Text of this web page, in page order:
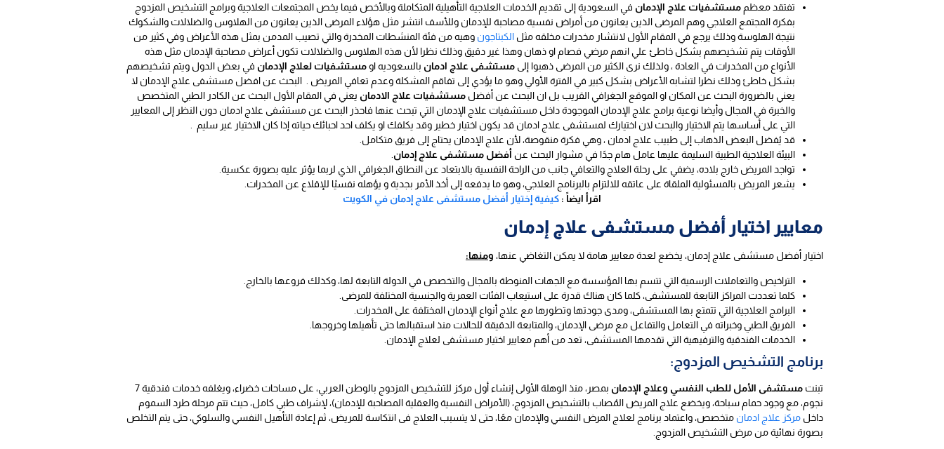
تفتقد معظم مستشفيات علاج الإدمان في السعودية إلى تقديم الخدمات العلاجية التأهيلية المتكاملة وبالأخص فيما يخص المجتمعات العلاجية وبرامج التشخيص المزدوج
بفكرة المجتمع العلاجي وهم المرضى الذين يعانون من أمراض نفسية مصاحبة للإدمان وللأسف انتشر مثل هؤلاء المرضى الذين يعانون من الهلاوس والضلالات والشكوك
نتيجة الهلوسة وذلك يرجع في المقام الأول لانتشار مخدرات مخلقه مثل الكبتاجون وهيه من فئة المنشطات المخدرة والتي تصيب المدمن بمثل هذه الأعراض وفي كثير من
الأوقات يتم تشخيصهم بشكل خاطئ علي انهم مرضي فصام او ذهان وهذا غير دقيق وذلك نظرا لأن هذه الهلاوس والضلالات تكون أعراض مصاحبة الإدمان مثل هذه
الأنواع من المخدرات في العادة ، ولذلك نرى الكثير من المرضى ذهبوا إلى مستشفى علاج ادمان بالسعوديه اومستشفيات لعلاج الإدمان في بعض الدول ويتم تشخيصهم
بشكل خاطئ وذلك نظرا لتشابه الأعراض بشكل كبير في الفترة الأولي وهو ما يؤدي إلى تفاقم المشكلة وعدم تعافي المريض . البحث عن افضل مستشفى علاج الإدمان لا
يعني بالضرورة البحث عن المكان او الموقع الجغرافي القريب بل ان البحث عن أفضل مستشفيات علاج الادمان يعني في المقام الأول البحث عن الكادر الطبي المتخصص
والخبرة في المجال وأيضا نوعية برامج علاج الإدمان الموجودة داخل مستشفيات علاج الإدمان التي تبحث عنها فاحذر البحث عن مستشفى علاج ادمان دون النظر إلى المعايير
التي على أساسها يتم الاختيار والبحث لان اختيارك لمستشفى علاج ادمان قد يكون اختيار خطير وقد يكلفك او يكلف احد احبائك حياته إذا كان الاختيار غير سليم .
قد يُفضل البعض الذهاب إلى طبيب علاج ادمان ، وهي فكرة منقوصة، لأن علاج الإدمان يحتاج إلى فريق متكامل.
البيئة العلاجية الطبية السليمة عليها عامل هام جدًا في مشوار البحث عن أفضل مستشفى علاج إدمان
تواجد المريض خارج بلاده، يضفي على رحلة العلاج والتعافي جانب من الراحة النفسية بالابتعاد عن النطاق الجغرافي الذي لربما يؤثر عليه بصورة عكسية.
يشعر المريض بالمسئولية الملقاة على عاتقه للالتزام بالبرنامج العلاجي، وهو ما يدفعه إلى أخذ الأمر بجدية و يؤهله نفسيًا للإقلاع عن المخدرات.
اقرأ ايضاً : كيفية إختيار أفضل مستشفى علاج إدمان في الكويت
معايير اختيار أفضل مستشفى علاج إدمان
اختيار أفضل مستشفى علاج إدمان، يخضع لعدة معايير هامة لا يمكن التغاضي عنها، ومنها:
التراخيص والتعاملات الرسمية التي تتسم بها المؤسسة مع الجهات المنوطة بالمجال والتخصص في الدولة التابعة لها، وكذلك فروعها بالخارج.
كلما تعددت المراكز التابعة للمستشفى، كلما كان هناك قدرة على استيعاب الفئات العمرية والجنسية المختلفة للمرضى.
البرامج العلاجية التي تتمتع بها المستشفى، ومدى جودتها وتطورها مع علاج أنواع الإدمان المختلفة على المخدرات.
الفريق الطبي وخبراته في التعامل والتفاعل مع مرضى الإدمان، والمتابعة الدقيقة للحالات منذ استقبالها حتى تأهيلها وخروجها.
الخدمات الفندقية والترفيهية التي تقدمها المستشفى، تعد من أهم معايير اختيار مستشفى لعلاج الإدمان.
برنامج التشخيص المزدوج:
تبنت مستشفى الأمل للطب النفسي وعلاج الإدمان
بمصر، منذ الوهلة الأولى إنشاء أول مركز للتشخيص المزدوج بالوطن العربي، على مساحات خضراء، ويغلفه خدمات فندقية 7
نجوم، مع وجود حمام سباحة، ويخضع علاج المريض المُصاب بالتشخيص المزدوج، (الأمراض النفسية والعقلية المصاحبة للإدمان)، لإشراف طبي كامل، حيث تتم مرحلة طرد السموم
داخل مركز علاج ادمان متخصص، واعتماد برنامج لعلاج المرض النفسي والإدمان معًا، حتى لا يتسبب العلاج فى انتكاسة للمريض، ثم إعادة التأهيل النفسي والسلوكي، حتى يتم التخلص
بصورة نهائية من مرض التشخيص المزدوج.